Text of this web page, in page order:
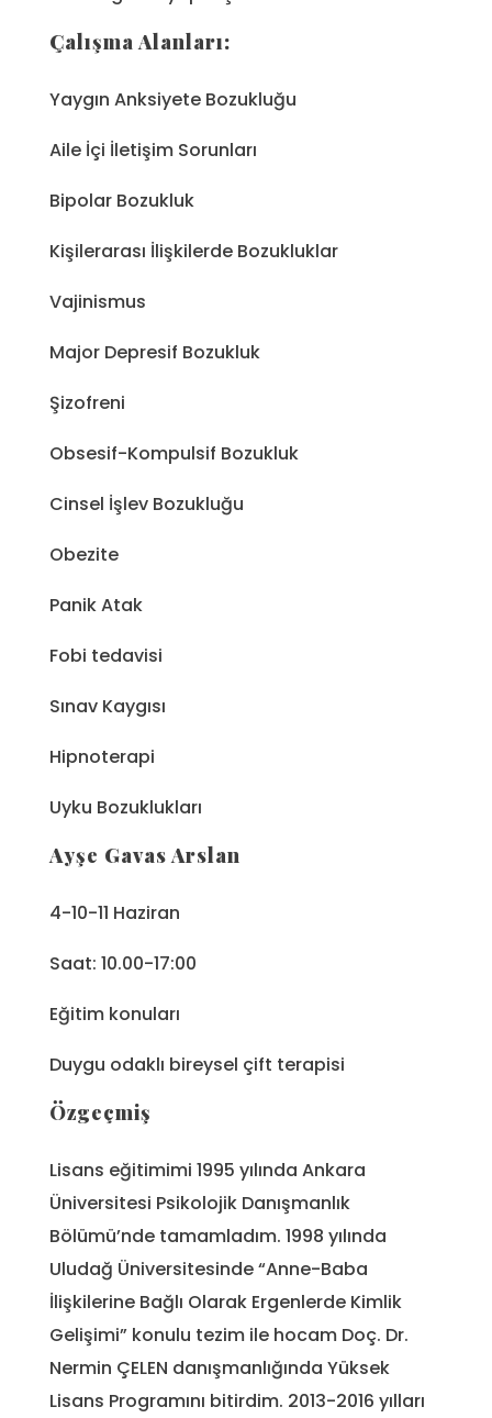
Çalışma Alanları:
Yaygın Anksiyete Bozukluğu
Aile İçi İletişim Sorunları
Bipolar Bozukluk
Kişilerarası İlişkilerde Bozukluklar
Vajinismus
Major Depresif Bozukluk
Şizofreni
Obsesif-Kompulsif Bozukluk
Cinsel İşlev Bozukluğu
Obezite
Panik Atak
Fobi tedavisi
Sınav Kaygısı
Hipnoterapi
Uyku Bozuklukları
Ayşe Gavas Arslan
4-10-11 Haziran
Saat: 10.00-17:00
Eğitim konuları
Duygu odaklı bireysel çift terapisi
Özgeçmiş
Lisans eğitimimi 1995 yılında Ankara
Üniversitesi Psikolojik Danışmanlık
Bölümü’nde tamamladım. 1998 yılında
Uludağ Üniversitesinde “Anne-Baba
İlişkilerine Bağlı Olarak Ergenlerde Kimlik
Gelişimi” konulu tezim ile hocam Doç. Dr.
Nermin ÇELEN danışmanlığında Yüksek
Lisans Programını bitirdim. 2013-2016 yılları